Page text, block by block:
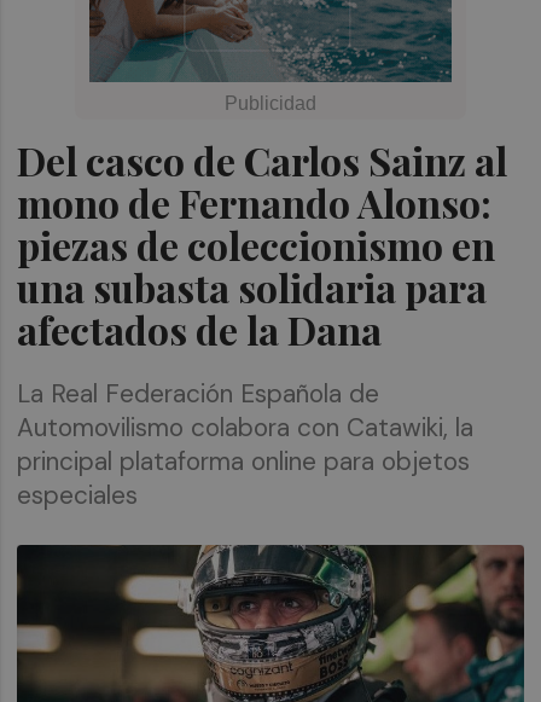
Del casco de Carlos Sainz al
mono de Fernando Alonso:
piezas de coleccionismo en
una subasta solidaria para
afectados de la Dana
La Real Federación Española de
Automovilismo colabora con Catawiki, la
principal plataforma online para objetos
especiales